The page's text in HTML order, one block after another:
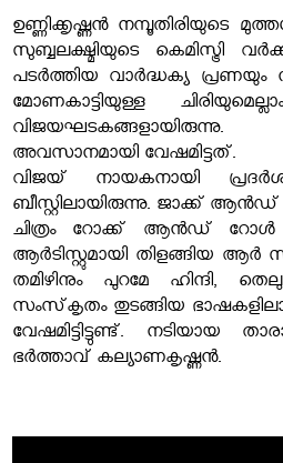
ഉണ്ണിക്കൃഷ്ണന്‍ നമ്പൂതിരിയുടെ
സുബ്ബലക്ഷ്മിയുടെ കെമിസ്ട്രി
പടര്‍ത്തിയ വാര്‍ദ്ധക്യ
മോണകാട്ടിയുള്ള
അവസാനമായി വേഷമിട്ടത്.
വിജയ് നായകനായി
ബീസ്റ്റിലായിരുന്നു. ജാക്ക്
ചിത്രം റോക്ക് ആന്‍ഡ് റോള്‍
ആര്‍ടിസ്റ്റുമായി തിളങ്ങിയ ആര്‍
തമിഴിനും പുറമേ ഹിന്ദി,
സംസ്‌കൃതം തുടങ്ങിയ
വേഷമിട്ടിട്ടുണ്ട്. നടിയായ
ഭര്‍ത്താവ് കല്യാണകൃഷ്ണന്‍.